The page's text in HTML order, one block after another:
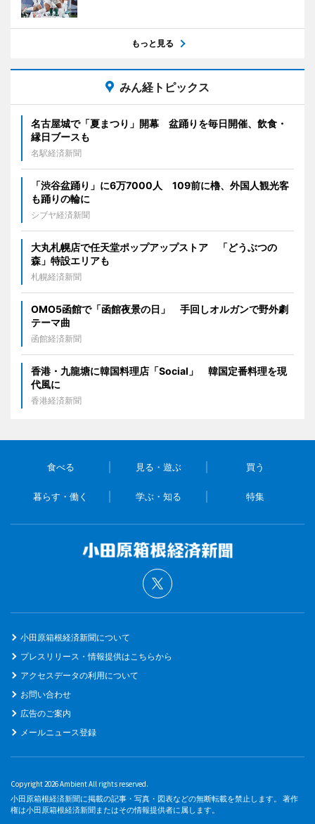
もっと見る
みん経トピックス
名古屋城で「夏まつり」開幕 盆踊りを毎日開催、飲食・
縁日ブースも
名駅経済新聞
「渋谷盆踊り」に6万7000人 109前に櫓、外国人観光客
も踊りの輪に
シブヤ経済新聞
大丸札幌店で任天堂ポップアップストア 「どうぶつの
森」特設エリアも
札幌経済新聞
OMO5函館で「函館夜景の日」 手回しオルガンで野外劇
テーマ曲
函館経済新聞
香港・九龍塘に韓国料理店「Social」 韓国定番料理を現
代風に
香港経済新聞
食べる 見る・遊ぶ 買う
暮らす・働く 学ぶ・知る 特集
小田原箱根経済新聞について
プレスリリース・情報提供はこちらから
アクセスデータの利用について
お問い合わせ
広告のご案内
メールニュース登録
Copyright 2026 Ambient All rights reserved.
小田原箱根経済新聞に掲載の記事・写真・図表などの無断転載を禁止します。 著作
権は小田原箱根経済新聞またはその情報提供者に属します。